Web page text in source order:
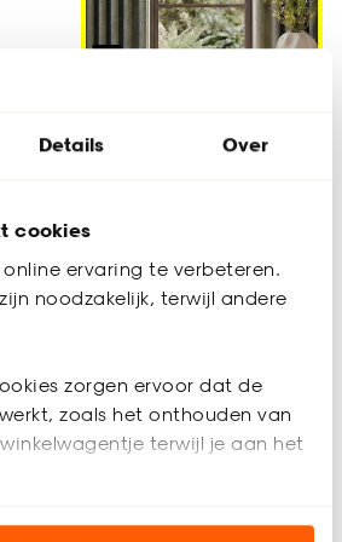
Details Over
cookies
ervaring te verbeteren.
noodzakelijk, terwijl andere
zorgen ervoor dat de
zoals het onthouden van
terwijl je aan het
(optioneel) helpen ons de
-15% op vouwgordijnen
Alleen Online